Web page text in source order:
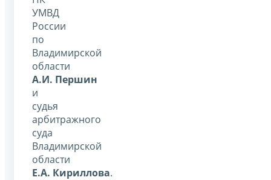
УМВД
России
по
Владимирской
области
А.И. Першин
и
судья
арбитражного
суда
Владимирской
области
Е.А. Кириллова.